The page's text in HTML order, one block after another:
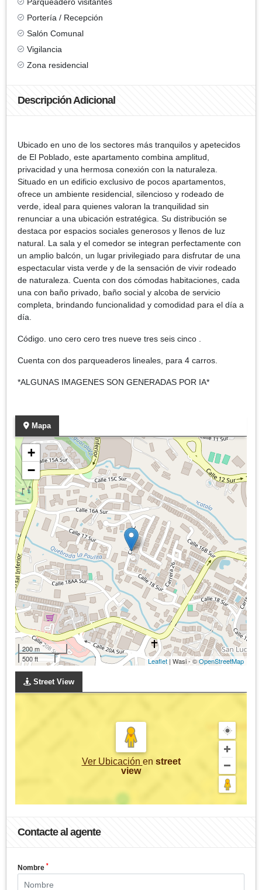
Portería / Recepción
Salón Comunal
Vigilancia
Zona residencial
Descripción Adicional
Ubicado en uno de los sectores más tranquilos y apetecidos
de El Poblado, este apartamento combina amplitud,
privacidad y una hermosa conexión con la naturaleza.
Situado en un edificio exclusivo de pocos apartamentos,
ofrece un ambiente residencial, silencioso y rodeado de
verde, ideal para quienes valoran la tranquilidad sin
renunciar a una ubicación estratégica. Su distribución se
destaca por espacios sociales generosos y llenos de luz
natural. La sala y el comedor se integran perfectamente con
un amplio balcón, un lugar privilegiado para disfrutar de una
espectacular vista verde y de la sensación de vivir rodeado
de naturaleza. Cuenta con dos cómodas habitaciones, cada
una con baño privado, baño social y alcoba de servicio
completa, brindando funcionalidad y comodidad para el día a
día.
Código. uno cero cero tres nueve tres seis cinco .
Cuenta con dos parqueaderos lineales, para 4 carros.
*ALGUNAS IMAGENES SON GENERADAS POR IA*
Mapa
+
−
200 m
500 ft
Leaflet | Wasi - ©OpenStreetMap
Street View
Ver Ubicación en street
view
Contacte al agente
Nombre *